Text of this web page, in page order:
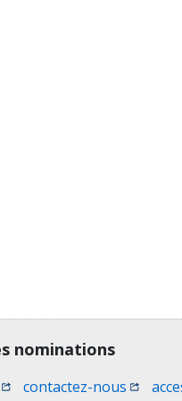
information
nominations
une nouvelle
contactez-nous (Ouvrir